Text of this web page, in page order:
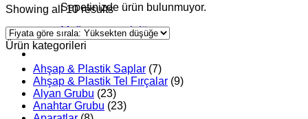
Sepetinizde ürün bulunmuyor.
Mağazaya geri dön
Showing all 10 results
Ürün kategorileri
Ahşap & Plastik Saplar (7)
Ahşap & Plastik Tel Fırçalar (9)
Alyan Grubu (23)
Anahtar Grubu (23)